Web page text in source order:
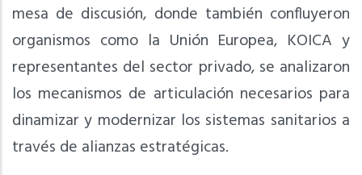
mesa de discusión, donde también confluyeron
organismos como la Unión Europea, KOICA y
representantes del sector privado, se analizaron
los mecanismos de articulación necesarios para
dinamizar y modernizar los sistemas sanitarios a
través de alianzas estratégicas.